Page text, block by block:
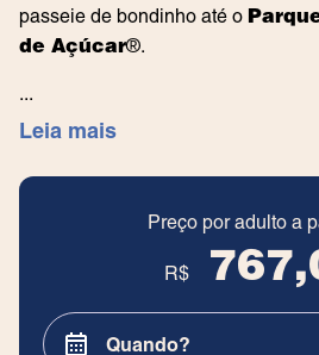
passeie de bondinho até o
de Açúcar®.
...
Leia mais
Preço por adulto a
R$